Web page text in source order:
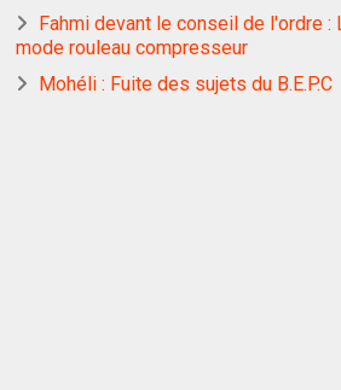
Fahmi devant le conseil de l'ordre :
mode rouleau compresseur
Mohéli : Fuite des sujets du B.E.P.C